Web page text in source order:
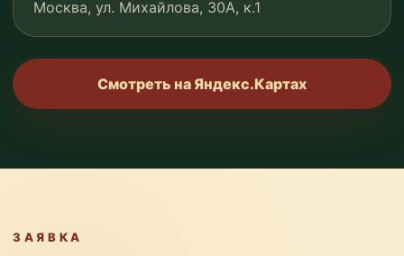
Москва, ул. Михайлова, 30А, к.1
Смотреть на Яндекс.Картах
ЗАЯВКА